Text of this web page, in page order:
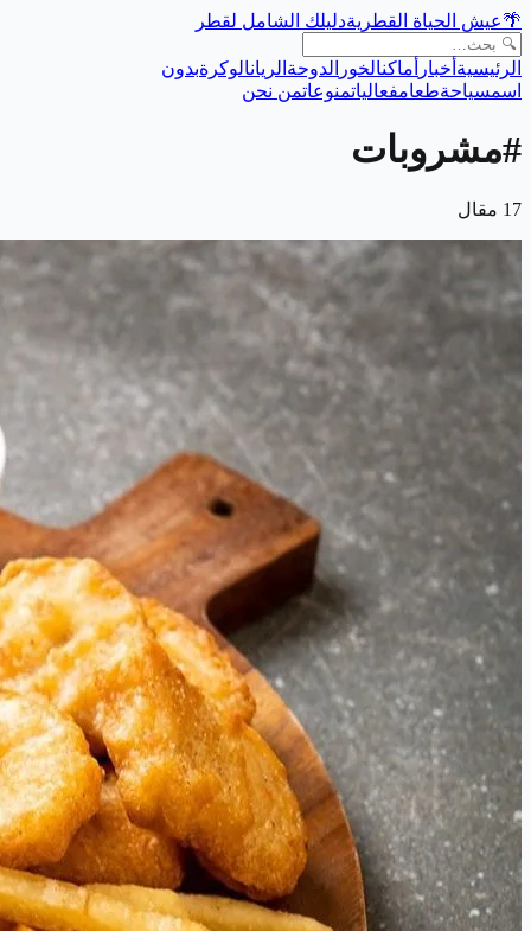
🌴عيش الحياة القطريةدليلك الشامل لقطر
الرئيسية أخبار أماكنالخور الدوحة الريانالوكرةبدون
اسمسياحةطعامفعالياتمنوعاتمن نحن
#مشروبات
17 مقال